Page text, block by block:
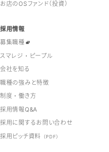
お店のOSファンド（投資）
採用情報
募集職種
スマレジ・ピープル
会社を知る
職種の強みと特徴
制度・働き方
採用情報Q&A
採用に関するお問い合わせ
採用ピッチ資料
（PDF）